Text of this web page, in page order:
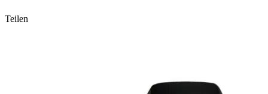
Teilen